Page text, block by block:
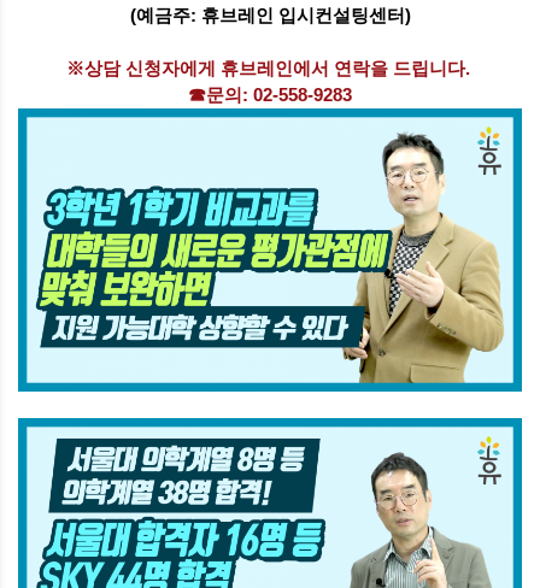
(예금주: 휴브레인 입시컨설팅센터)
※상담 신청자에게 휴브레인에서 연락을 드립니다.
☎문의: 02-558-9283